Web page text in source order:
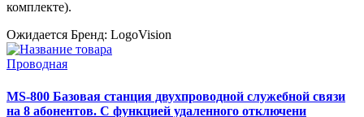
комплекте).
Ожидается Бренд: LogoVision
Проводная
MS-800 Базовая станция двухпроводной служебной связи
на 8 абонентов. С функцией удаленного отключени